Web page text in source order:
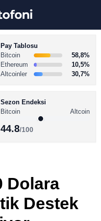
Youtube
TikTok
Pay Tablosu
Bitcoin
58,8%
Ethereum
10,5%
Altcoinler
30,7%
Sezon Endeksi
Bitcoin
Altcoin
44.8/100
Dolara
Destek